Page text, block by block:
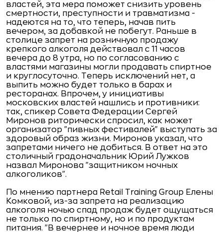
властей, эта мера поможет снизить уровень
смертности, преступности и травматизма -
надеются на то, что теперь, начав пить
вечером, за добавкой не побегут. Раньше в
столице запрет на розничную продажу
крепкого алкоголя действовал с 11 часов
вечера до 8 утра, но по согласованию с
властями магазины могли продавать спиртное
и круглосуточно. Теперь исключений нет, а
выпить можно будет только в барах и
ресторанах. Впрочем, у инициативы
московских властей нашлись и противники:
так, спикер Совета Федерации Сергей
Миронов риторически спросил, как может
организатор "пивных фестивалей" выступать за
здоровый образ жизни. Миронов указал, что
запретами ничего не добиться. В ответ на это
столичный градоначальник Юрий Лужков
назвал Миронова "защитником ночных
алкоголиков".
По мнению партнера Retail Training Group Елены
Комковой, из-за запрета на реализацию
алкоголя ночью спад продаж будет ощущаться
не только по спиртному, но и по продуктам
питания. "В вечернее и ночное время люди